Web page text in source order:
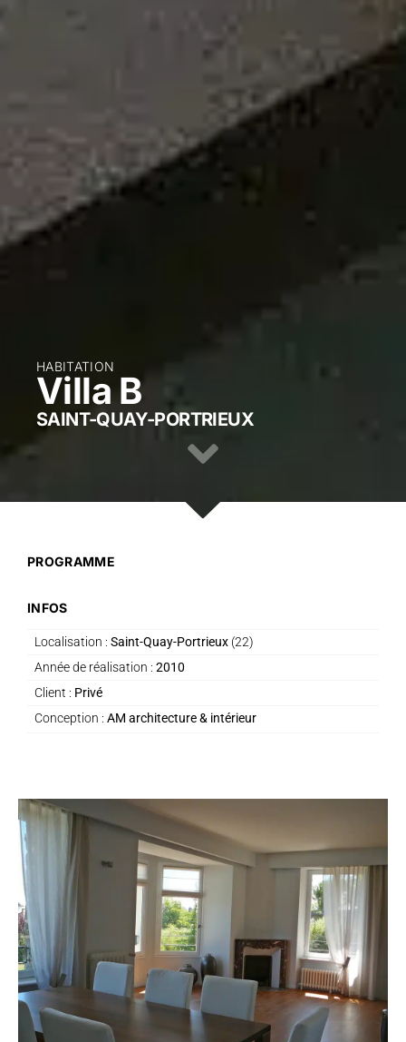
HABITATION
Villa B
SAINT-QUAY-PORTRIEUX
PROGRAMME
INFOS
Localisation : Saint-Quay-Portrieux (22)
Année de réalisation : 2010
Client : Privé
Conception : AM architecture & intérieur